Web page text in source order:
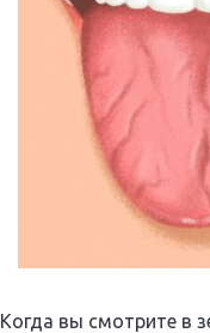
Когда вы смотрите в